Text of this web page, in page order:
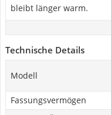
bleibt länger warm.
Technische Details
Modell
Fassungsvermögen